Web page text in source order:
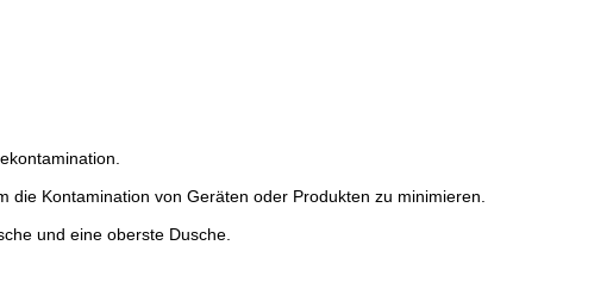
Kontamination von Geräten oder Produkten zu minimieren.
und eine oberste Dusche.